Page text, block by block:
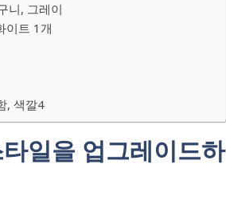
니, 그레이
이트 1개
, 색깔4
일을 업그레이드하